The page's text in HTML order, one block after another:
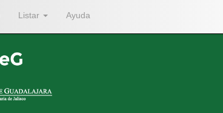
Listar Ayuda